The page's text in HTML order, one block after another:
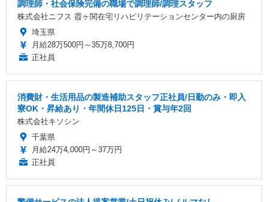
調理師・社会保険完備の職場で調理師/調理スタッフ
株式会社ニフス 霞ヶ関在宅リハビリテーションセンター内の厨房
埼玉県
月給28万500円～35万8,700円
正社員
消費財・生活用品の製造補助スタッフ正社員/日勤のみ・即入
寮OK・昇給あり・年間休日125日・賞与年2回
株式会社キソシン
千葉県
月給24万4,000円～37万円
正社員